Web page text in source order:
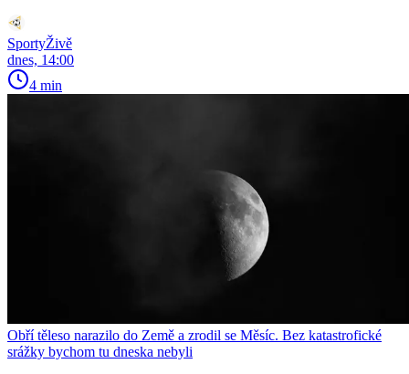
SportyŽivě
dnes, 14:00
4 min
Obří těleso narazilo do Země a zrodil se Měsíc. Bez katastrofické
srážky bychom tu dneska nebyli